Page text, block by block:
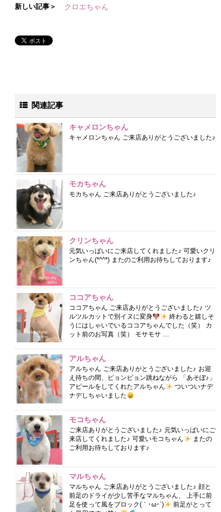
新しい記事＞ クロエちゃん
関連記事
キャメロンちゃん
キャメロンちゃん ご来店ありがとうございました♪
モカちゃん
モカちゃん ご来店ありがとうございました♪
クリンちゃん
元気いっぱいにご来店してくれました♪ 可愛いクリ
ンちゃん(*^^*) またのご利用お待ちしております♪
ココアちゃん
ココアちゃん ご来店ありがとうございました♪ ツ
ルツルカットで別イヌに変身
終わると嬉しそ
うにはしゃいでいるココアちゃんでした（笑） カ
ット前のお写真（笑） モサモサ …
アルちゃん
アルちゃん ご来店ありがとうございました♪ お迎
え待ちの間、ピョンピョン跳ねながら 「あそぼ♪」
アピールをしてくれたアルちゃん
ついついナデ
ナデしちゃいました
モコちゃん
ご来店ありがとうございました♪ 元気いっぱいにご
来店してくれました♪ 可愛いモコちゃん
またの
ご利用お待ちしております♪
マルちゃん
マルちゃん ご来店ありがとうございました♪ 顔と
前足のドライが少し苦手なマルちゃん、 上手に前
足を使って風をブロック(｀･ω･´)
前足がとって